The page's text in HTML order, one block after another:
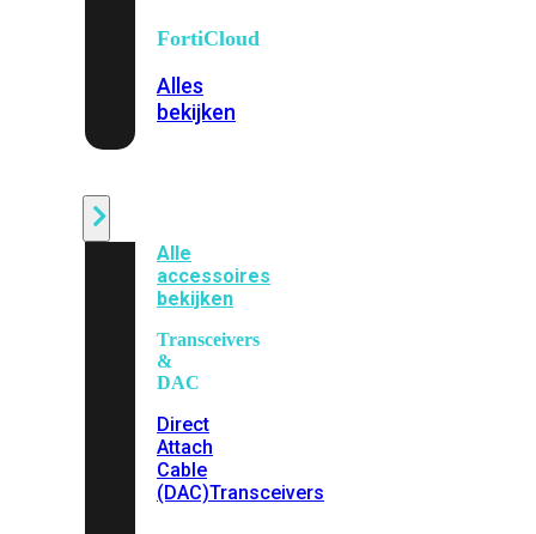
FortiCloud
Alles
bekijken
Alle
accessoires
bekijken
Transceivers
&
DAC
Direct
Attach
Cable
(DAC)Transceivers